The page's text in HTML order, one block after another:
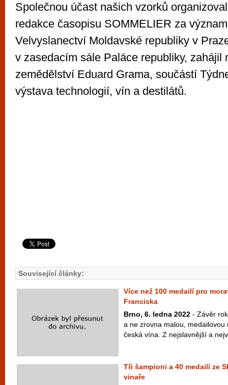
Společnou účast našich vzorků
redakce časopisu SOMMELIER za
Velvyslanectví Moldavské republiky v
v zasedacím sále Paláce republiky, zahájil
zemědělství Eduard Grama, součástí
výstava technologií, vín a destilátů.
Související články:
Více než 100 medailí pro
Franciska
Brno, 6. ledna 2022 - Závěr
a ne zrovna malou,
česká vína. Z nejslavnější a
Tři šampioni a 40 medailí ze
vinaře